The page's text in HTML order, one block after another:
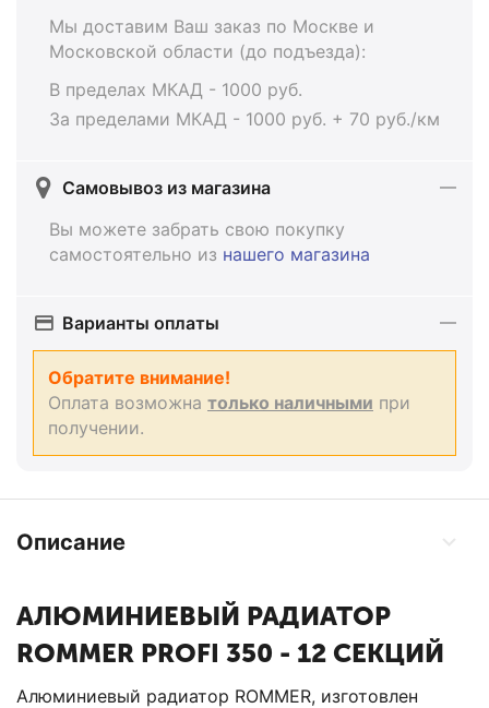
Мы доставим Ваш заказ по Москве и
Московской области (до подъезда):
В пределах МКАД - 1000 руб.
За пределами МКАД - 1000 руб. + 70 руб./км
Самовывоз из магазина
Вы можете забрать свою покупку
самостоятельно из нашего магазина
Варианты оплаты
Обратите внимание!
Оплата возможна только наличными при
получении.
Описание
АЛЮМИНИЕВЫЙ РАДИАТОР
ROMMER PROFI 350 - 12 СЕКЦИЙ
Алюминиевый радиатор ROMMER, изготовлен